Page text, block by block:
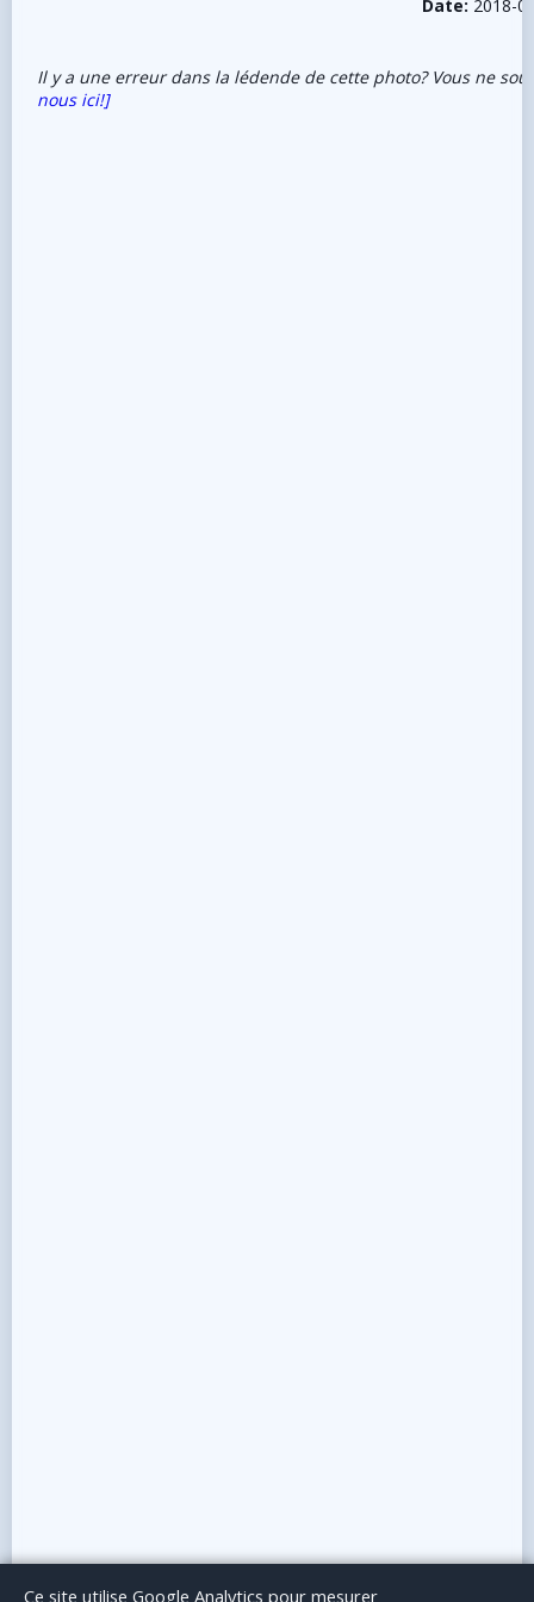
Date: 2018-
Il y a une erreur dans la lédende de cette photo? Vous ne
nous ici!]
Le BlogPublicité Articles invitésMentions Légales
Ce site utilise Google Analytics pour mesurer